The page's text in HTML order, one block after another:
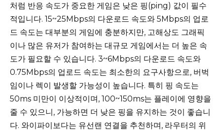
처럼 반응 속도가 중요한 게임은 낮은 핑(ping) 값이 필수
적입니다. 15~25Mbps의 다운로드 속도와 5Mbps의 업로
드 속도는 대부분의 게임에 충분하지만, 고해상도 그래픽
이나 많은 유저가 참여하는 대규모 게임에서는 더 높은 속
도가 필요할 수 있습니다. 3~6Mbps의 다운로드 속도와
0.75Mbps의 업로드 속도는 최소한의 요구사항으로, 버벅
임이나 렉이 발생할 가능성이 높습니다. 특히 핑 속도는
50ms 미만이 이상적이며, 100~150ms는 플레이에 영향을
줄 수 있으니, 가능하면 더 낮은 핑을 유지하는 것이 좋습니
다. 와이파이보다는 유선랜 연결을 추천하며, 라우터의 위